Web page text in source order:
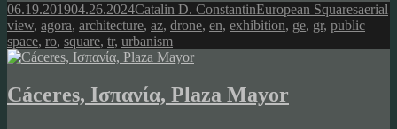
Posted
on
06.19.201904.26.2024Author
Catalin D. ConstantinCategories
European SquaresTags
aerial
view, agora, architecture, az, drone, en, exhibition, ge, gr, public
space, ro, square, tr, urbanism
Cáceres, Ισπανία, Plaza Mayor